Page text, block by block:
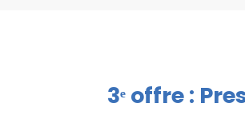
3ᵉ offre :